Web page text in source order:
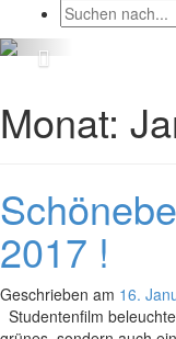
Monat:
2017 !
Geschrieben am 16.
Studentenfilm